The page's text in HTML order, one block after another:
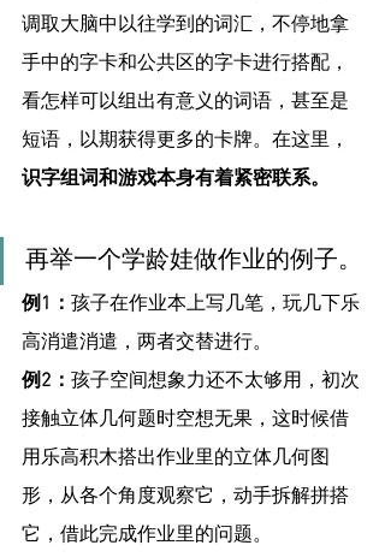
调取大脑中以往学到的词汇，不停地拿
手中的字卡和公共区的字卡进行搭配，
看怎样可以组出有意义的词语，甚至是
短语，以期获得更多的卡牌。在这里，
识字组词和游戏本身有着紧密联系。
再举一个学龄娃做作业的例子。
例1： 孩子在作业本上写几笔，玩几下乐
高消遣消遣，两者交替进行。
例2： 孩子空间想象力还不太够用，初次
接触立体几何题时空想无果，这时候借
用乐高积木搭出作业里的立体几何图
形，从各个角度观察它，动手拆解拼搭
它，借此完成作业里的问题。